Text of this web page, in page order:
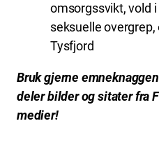
omsorgssvikt, vold
seksuelle
Tysfjord
Bruk gjerne
deler bilder og sitater fra
medier!